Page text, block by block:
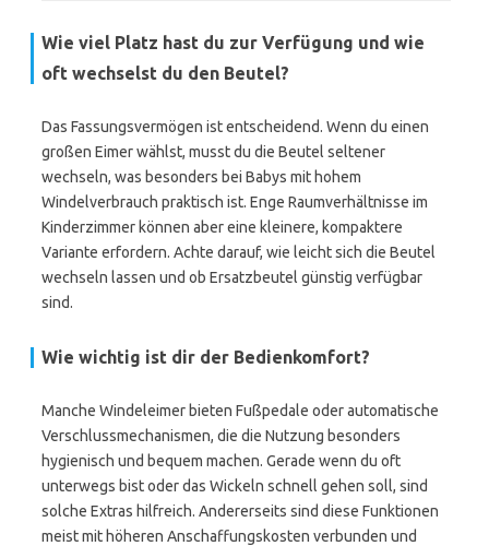
Wie viel Platz hast du zur Verfügung und wie
oft wechselst du den Beutel?
Das Fassungsvermögen ist entscheidend. Wenn du einen
großen Eimer wählst, musst du die Beutel seltener
wechseln, was besonders bei Babys mit hohem
Windelverbrauch praktisch ist. Enge Raumverhältnisse im
Kinderzimmer können aber eine kleinere, kompaktere
Variante erfordern. Achte darauf, wie leicht sich die Beutel
wechseln lassen und ob Ersatzbeutel günstig verfügbar
sind.
Wie wichtig ist dir der Bedienkomfort?
Manche Windeleimer bieten Fußpedale oder automatische
Verschlussmechanismen, die die Nutzung besonders
hygienisch und bequem machen. Gerade wenn du oft
unterwegs bist oder das Wickeln schnell gehen soll, sind
solche Extras hilfreich. Andererseits sind diese Funktionen
meist mit höheren Anschaffungskosten verbunden und